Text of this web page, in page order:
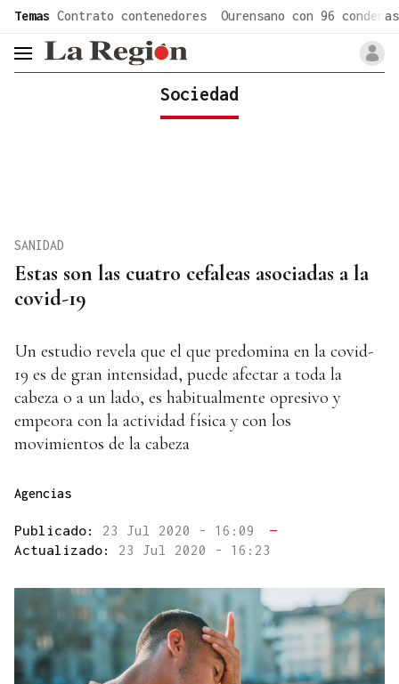
Temas Contrato contenedores Ourensano con 96 condenas
header.menu.open
Sociedad
Estas son las cuatro cefaleas asociadas a la
covid-19
SANIDAD
Un estudio revela que el que predomina en la covid-
19 es de gran intensidad, puede afectar a toda la
cabeza o a un lado, es habitualmente opresivo y
empeora con la actividad física y con los
movimientos de la cabeza
Agencias
Publicado: 23 Jul 2020 - 16:09
—
Actualizado: 23 Jul 2020 - 16:23